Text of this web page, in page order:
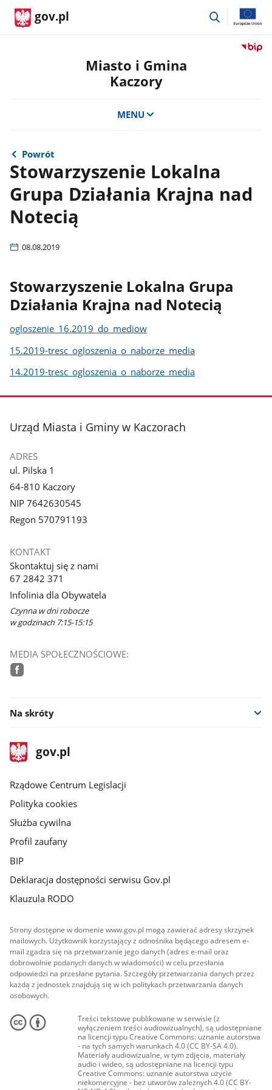
gov.pl
przejdź
Przejdź
Miasto i Gmina
Kaczory
MENU
Powrót
Stowarzyszenie Lokalna
Grupa Działania Krajna nad
Notecią
08.08.2019
Stowarzyszenie Lokalna Grupa
Działania Krajna nad Notecią
ogloszenie_16.2019_do_mediow
15.2019-tresc_ogloszenia_o_naborze_media
14.2019-tresc_ogloszenia_o_naborze_media
stopka
Urząd Miasta i Gminy w Kaczorach
ADRES
ul. Pilska 1
64-810 Kaczory
NIP 7642630545
Regon 570791193
KONTAKT
Skontaktuj się z nami
67 2842 371
Infolinia dla Obywatela
Czynna w dni robocze
w godzinach 7:15-15:15
MEDIA SPOŁECZNOŚCIOWE:
Na skróty
stopka
gov.plStrona
gov.pl
Rządowe Centrum Legislacji
Polityka cookies
Służba cywilna
Profil zaufany
BIP
Deklaracja dostępności serwisu Gov.pl
Klauzula RODO
Strony dostępne w domenie www.gov.pl mogą zawierać adresy skrzynek
mailowych. Użytkownik korzystający z odnośnika będącego adresem e-
mail zgadza się na przetwarzanie jego danych (adres e-mail oraz
dobrowolnie podanych danych w wiadomości) w celu przesłania
odpowiedzi na przesłane pytania. Szczegóły przetwarzania danych przez
każdą z jednostek znajdują się w ich politykach przetwarzania danych
osobowych.
Treści tekstowe publikowane w serwisie (z
wyłączeniem treści audiowizualnych), są udostępniane
na licencji typu Creative Commons: uznanie autorstwa
- na tych samych warunkach 4.0 (CC BY-SA 4.0).
Materiały audiowizualne, w tym zdjęcia, materiały
audio i wideo, są udostępniane na licencji typu
Creative Commons: uznanie autorstwa użycie
niekomercyjne - bez utworów zależnych 4.0 (CC BY-